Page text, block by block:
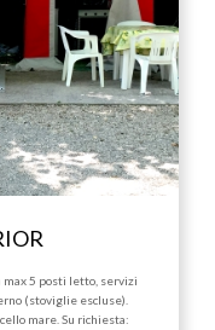
max 5 posti letto, servizi
(stoviglie escluse).
mare. Su richiesta: